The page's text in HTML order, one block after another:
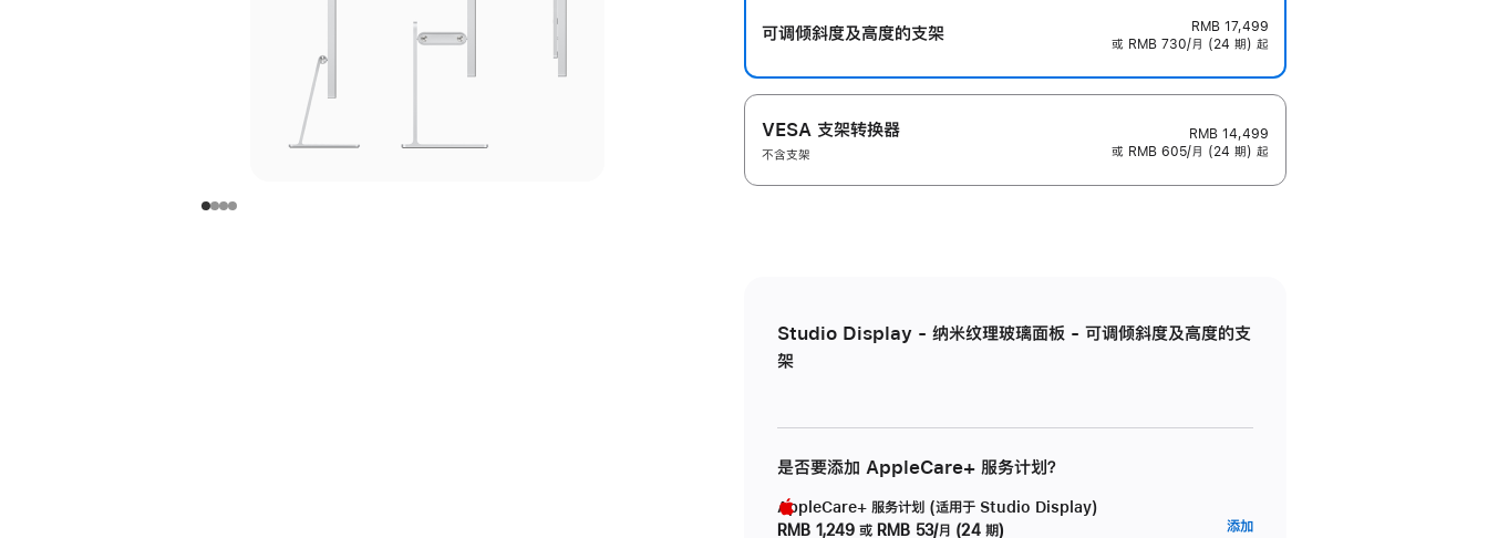
张
张
可调倾斜度及高‍度的支‍架
RMB 17,499
或 RMB 730/月 (24 期) 起
VESA 支架转换器
不含支架
RMB 14,499
或 RMB 605/月 (24 期) 起
Studio Display - 纳米纹理玻璃面板 - 可调倾斜度及高度的支
架
是否要添加 AppleCare+ 服务计划？
AppleCare+ 服务计划 (适用于 Studio Display)
RMB 1,249 或 RMB 53/月 (24 期)
添加